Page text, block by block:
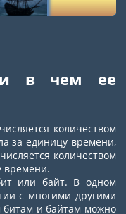
и в чем ее
количеством
за единицу времени,
количеством
времени.
или байт. В одном
с многими другими
и байтам можно